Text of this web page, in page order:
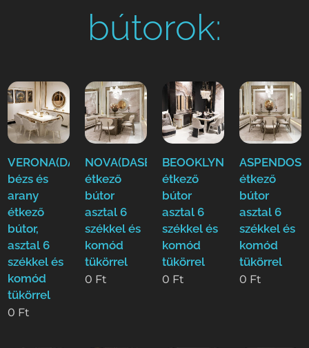
bútorok:
VERONA(DASE)
bézs és
arany
étkező
bútor,
asztal 6
székkel és
komód
tükörrel
0 Ft
NOVA(DASE)
étkező
bútor
asztal 6
székkel és
komód
tükörrel
0 Ft
BEOOKLYN(DASE)
étkező
bútor
asztal 6
székkel és
komód
tükörrel
0 Ft
étkező
bútor
asztal 6
székkel és
komód
tükörrel
0 Ft